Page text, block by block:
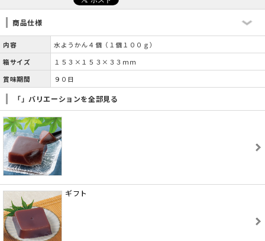
商品仕様
内容
水ようかん４個（１個１００ｇ）
箱サイズ
１５３×１５３×３３ｍｍ
賞味期間
９０日
「」バリエーションを全部見る
ギフト